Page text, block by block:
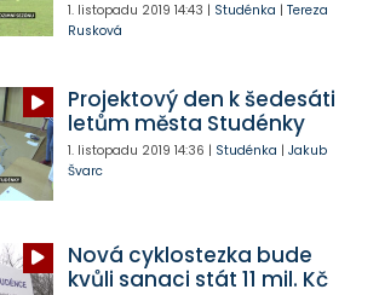
1. listopadu 2019 14:43 | Studénka | Tereza
Rusková
Projektový den k šedesáti
letům města Studénky
1. listopadu 2019 14:36 | Studénka | Jakub
Švarc
Nová cyklostezka bude
kvůli sanaci stát 11 mil. Kč